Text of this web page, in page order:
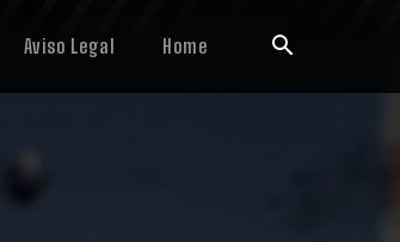
Aviso Legal Home